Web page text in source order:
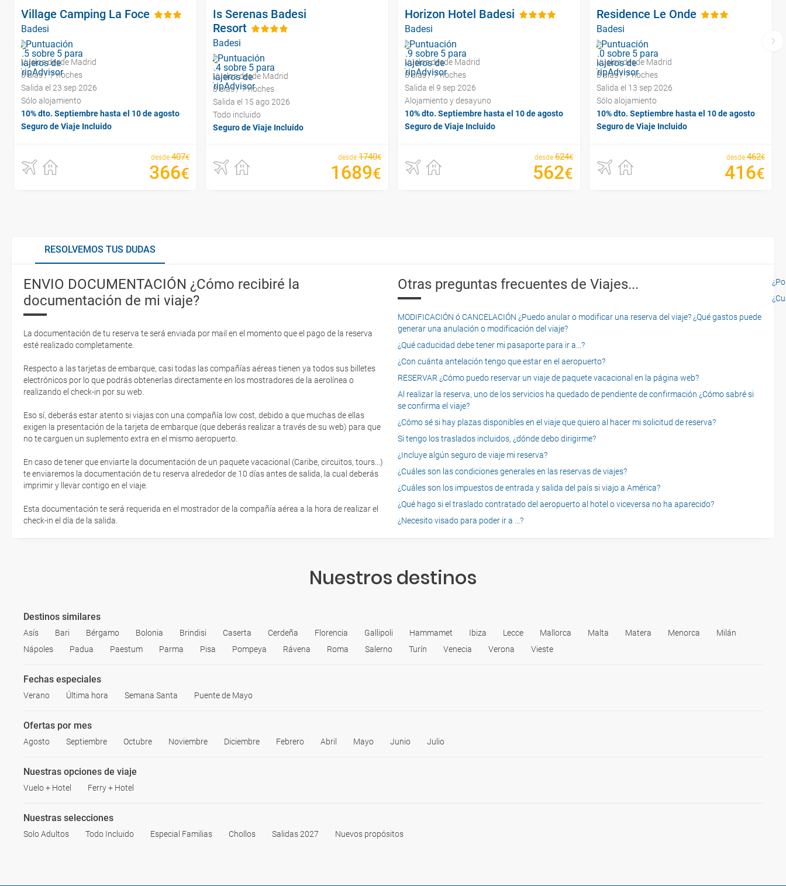
Village Camping La Foce
Badesi
Vuelos desde Madrid
8 días / 7 noches
Salida el 23 sep 2026
Sólo alojamiento
10% dto. Septiembre hasta el 10 de agosto
Seguro de Viaje Incluido
desde 407€
366€
Is Serenas Badesi
Resort
Badesi
Vuelos desde Madrid
8 días / 7 noches
Salida el 15 ago 2026
Todo incluido
Seguro de Viaje Incluido
desde 1740€
1689€
Horizon Hotel Badesi
Badesi
Vuelos desde Madrid
8 días / 7 noches
Salida el 9 sep 2026
Alojamiento y desayuno
10% dto. Septiembre hasta el 10 de agosto
Seguro de Viaje Incluido
desde 624€
562€
Residence Le Onde
Badesi
Vuelos desde Madrid
8 días / 7 noches
Salida el 13 sep 2026
Sólo alojamiento
10% dto. Septiembre hasta el 10 de agosto
Seguro de Viaje Incluido
desde 462€
416€
RESOLVEMOS TUS DUDAS
ENVIO DOCUMENTACIÓN ¿Cómo recibiré la
documentación de mi viaje?
La documentación de tu reserva te será enviada por mail en el momento que el pago de la reserva
esté realizado completamente.
Respecto a las tarjetas de embarque, casi todas las compañías aéreas tienen ya todos sus billetes
electrónicos por lo que podrás obtenerlas directamente en los mostradores de la aerolínea o
realizando el check-in por su web.
Eso sí, deberás estar atento si viajas con una compañía low cost, debido a que muchas de ellas
exigen la presentación de la tarjeta de embarque (que deberás realizar a través de su web) para que
no te carguen un suplemento extra en el mismo aeropuerto.
En caso de tener que enviarte la documentación de un paquete vacacional (Caribe, circuitos, tours...)
te enviaremos la documentación de tu reserva alrededor de 10 días antes de salida, la cual deberás
imprimir y llevar contigo en el viaje.
Esta documentación te será requerida en el mostrador de la compañía aérea a la hora de realizar el
check-in el día de la salida.
Otras preguntas frecuentes de Viajes...
MODIFICACIÓN ó CANCELACIÓN ¿Puedo anular o modificar una reserva del viaje? ¿Qué gastos puede
generar una anulación o modificación del viaje?
¿Qué caducidad debe tener mi pasaporte para ir a...?
¿Con cuánta antelación tengo que estar en el aeropuerto?
RESERVAR ¿Cómo puedo reservar un viaje de paquete vacacional en la página web?
Al realizar la reserva, uno de los servicios ha quedado de pendiente de confirmación ¿Cómo sabré si
se confirma el viaje?
¿Cómo sé si hay plazas disponibles en el viaje que quiero al hacer mi solicitud de reserva?
Si tengo los traslados incluidos, ¿dónde debo dirigirme?
¿Incluye algún seguro de viaje mi reserva?
¿Cuáles son las condiciones generales en las reservas de viajes?
¿Cuáles son los impuestos de entrada y salida del país si viajo a América?
¿Qué hago si el traslado contratado del aeropuerto al hotel o viceversa no ha aparecido?
¿Necesito visado para poder ir a ...?
Nuestros destinos
Destinos similares
Asís Bari Bérgamo Bolonia Brindisi Caserta Cerdeña Florencia Gallipoli Hammamet Ibiza Lecce Mallorca Malta Matera Menorca
Milán
Nápoles
Padua Paestum Parma Pisa Pompeya Rávena Roma Salerno Turín Venecia Verona Vieste
Fechas especiales
Verano Última hora Semana Santa Puente de Mayo
Ofertas por mes
Agosto Septiembre Octubre Noviembre Diciembre Febrero Abril Mayo Junio Julio
Nuestras opciones de viaje
Vuelo + Hotel Ferry + Hotel
Nuestras selecciones
Solo Adultos Todo Incluido Especial Familias Chollos Salidas 2027 Nuevos propósitos